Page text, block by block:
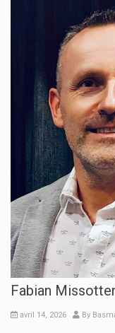
Fabian
avril 14, 2026 By